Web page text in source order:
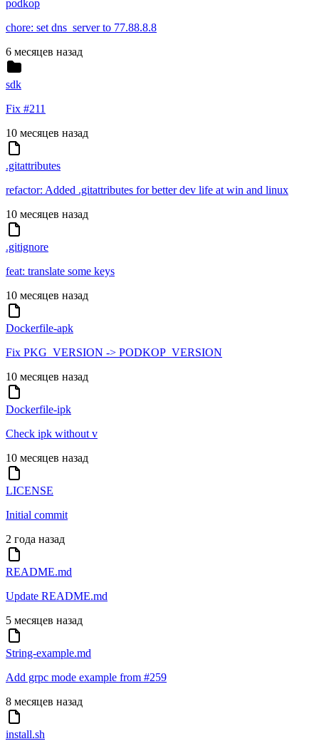
podkop
chore: set dns_server to 77.88.8.8
6 месяцев назад
sdk
Fix #211
10 месяцев назад
.gitattributes
refactor: Added .gitattributes for better dev life at win and linux
10 месяцев назад
.gitignore
feat: translate some keys
10 месяцев назад
Dockerfile-apk
Fix PKG_VERSION -> PODKOP_VERSION
10 месяцев назад
Dockerfile-ipk
Check ipk without v
10 месяцев назад
LICENSE
Initial commit
2 года назад
README.md
Update README.md
5 месяцев назад
String-example.md
Add grpc mode example from #259
8 месяцев назад
install.sh